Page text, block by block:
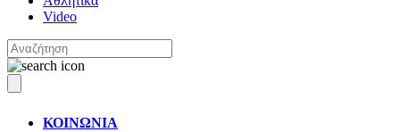
Video
ΚΟΙΝΩΝΙΑ